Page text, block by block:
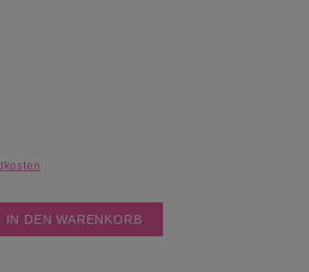
den gewünschten Wert ein
IN DEN WARENKORB